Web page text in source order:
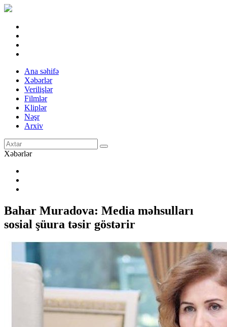
Ana səhifə
Xəbərlər
Verilişlər
Filmlər
Kliplər
Nəşr
Arxiv
Xəbərlər
Bahar Muradova: Media məhsulları
sosial şüura təsir göstərir